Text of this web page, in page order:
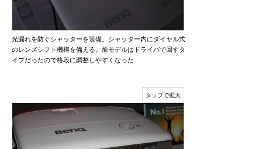
光漏れを防ぐシャッターを装備。シャッター内にダイヤル式
のレンズシフト機構を備える。前モデルはドライバで回すタ
イプだったので格段に調整しやすくなった